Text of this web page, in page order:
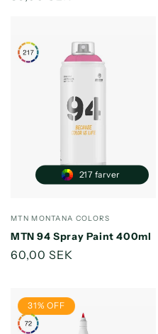
Forhandler:
MTN MONTANA COLORS
MTN 94 Spray Paint 400ml
Normalpris
60,00 SEK
217 farver
31% OFF